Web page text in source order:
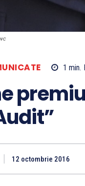
1 min.
12 octombrie 2016